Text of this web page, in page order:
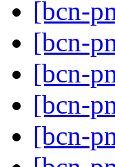
[bcn-
[bcn-
[bcn-
[bcn-
[bcn-